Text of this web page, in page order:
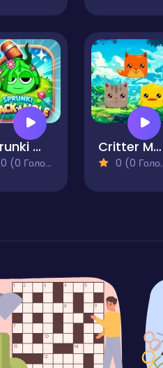
Sprunki Whack A Mole
0 (0 Голосів)
Critter Munch
0 (0 Голосів)